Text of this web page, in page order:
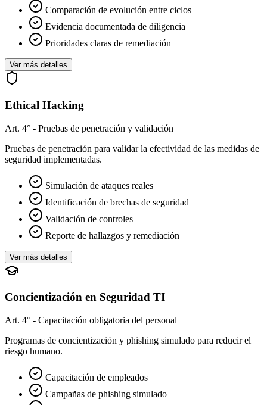
Comparación de evolución entre ciclos
Evidencia documentada de diligencia
Prioridades claras de remediación
Ver más detalles
Ethical Hacking
Art. 4° - Pruebas de penetración y validación
Pruebas de penetración para validar la efectividad de las medidas de
seguridad implementadas.
Simulación de ataques reales
Identificación de brechas de seguridad
Validación de controles
Reporte de hallazgos y remediación
Ver más detalles
Concientización en Seguridad TI
Art. 4° - Capacitación obligatoria del personal
Programas de concientización y phishing simulado para reducir el
riesgo humano.
Capacitación de empleados
Campañas de phishing simulado